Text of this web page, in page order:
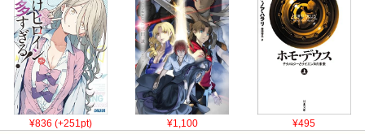
¥836 (+251pt) ¥1,100 ¥495